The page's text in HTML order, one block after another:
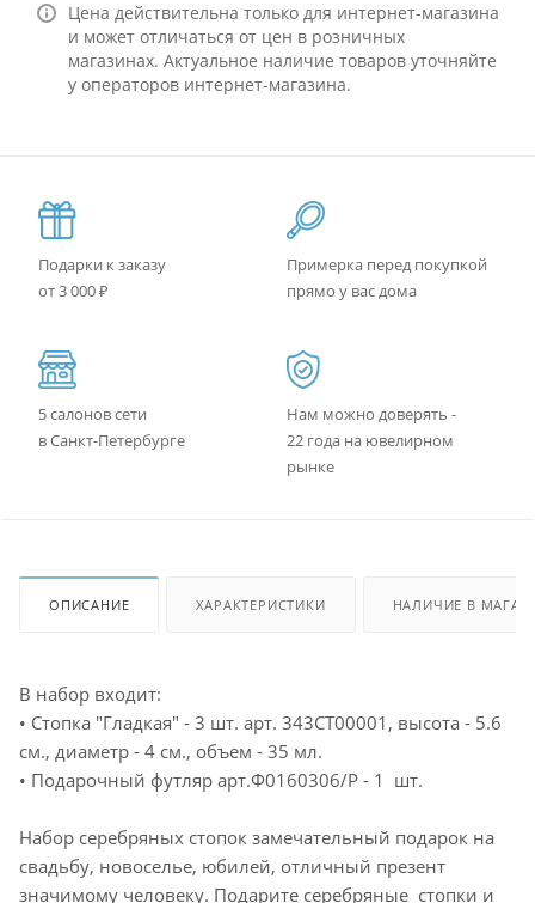
Цена действительна только для интернет-магазина
и может отличаться от цен в розничных
магазинах. Актуальное наличие товаров уточняйте
у операторов интернет-магазина.
Подарки к заказу
от 3 000 ₽
Примерка перед покупкой
прямо у вас дома
5 салонов сети
в Санкт-Петербурге
Нам можно доверять -
22 года на ювелирном
рынке
ОПИСАНИЕ ХАРАКТЕРИСТИКИ НАЛИЧИЕ В
В набор входит:
• Стопка "Гладкая" - 3 шт. арт. 343СТ00001, высота - 5.6
см., диаметр - 4 см., объем - 35 мл.
• Подарочный футляр арт.Ф0160306/Р - 1 шт.
Набор серебряных стопок замечательный подарок на
свадьбу, новоселье, юбилей, отличный презент
значимому человеку. Подарите серебряные стопки и